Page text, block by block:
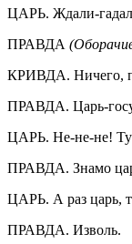
ЦАРЬ. Ждали-
ПРАВДА
КРИВДА. Ничего,
ПРАВДА. Царь-
ЦАРЬ. Не-не-не!
ПРАВДА. Знамо
ЦАРЬ. А раз царь,
ПРАВДА. Изволь.